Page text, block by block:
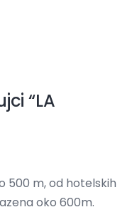
“LA
500 m, od hotelskih
oko 600m.